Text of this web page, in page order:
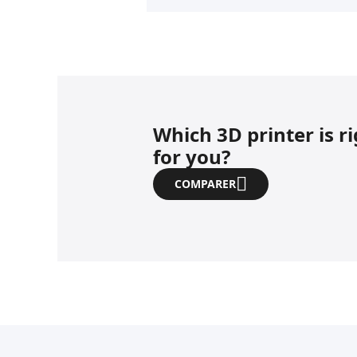
Which 3D printer is
for you?
COMPARER